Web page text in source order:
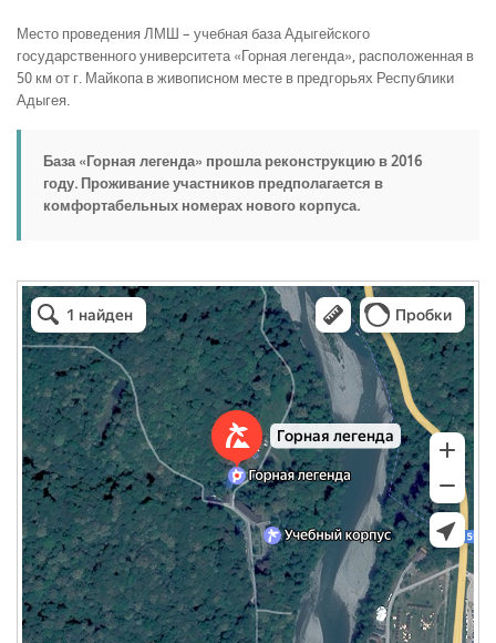
Место проведения ЛМШ – учебная база Адыгейского
государственного университета «Горная легенда», расположенная в
50 км от г. Майкопа в живописном месте в предгорьях Республики
Адыгея.
База «Горная легенда» прошла реконструкцию в 2016
году. Проживание участников предполагается в
комфортабельных номерах нового корпуса.